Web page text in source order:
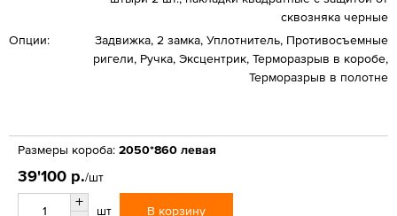
сквозняка черные
Опции:
Задвижка, 2 замка, Уплотнитель, Противосъемные
ригели, Ручка, Эксцентрик, Терморазрыв в коробе,
Терморазрыв в полотне
Размеры короба: 2050*860 левая
39'100 р./шт
+
шт В корзину